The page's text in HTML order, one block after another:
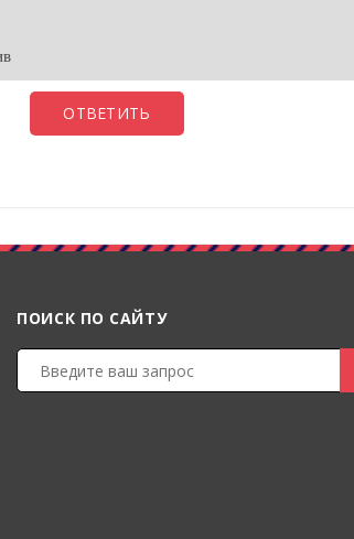
ОТВЕТИТЬ
ПОИСК ПО САЙТУ